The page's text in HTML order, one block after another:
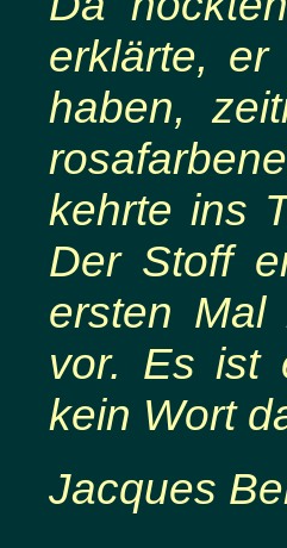
erklärte, er
haben,
kehrte ins
Der Stoff
ersten Mal
vor. Es ist
kein Wort
Jacques